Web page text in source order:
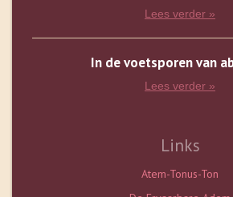
Lees verder »
In de voetsporen van
Lees verder »
Links
Atem-Tonus-Ton